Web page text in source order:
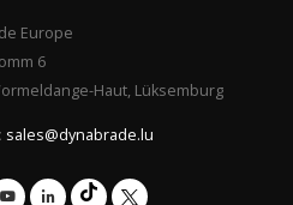
Europe
6
Haut, Lüksemburg
sales@dynabrade.lu